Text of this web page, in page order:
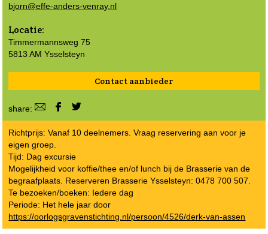
bjorn@effe-anders-venray.nl
Locatie:
Timmermannsweg 75
5813 AM Ysselsteyn
Contact aanbieder
share:
Richtprijs: Vanaf 10 deelnemers. Vraag reservering aan voor je
eigen groep.
Tijd: Dag excursie
Mogelijkheid voor koffie/thee en/of lunch bij de Brasserie van de
begraafplaats. Reserveren Brasserie Ysselsteyn: 0478 700 507.
Te bezoeken/boeken: Iedere dag
Periode: Het hele jaar door
https://oorlogsgravenstichting.nl/persoon/4526/derk-van-assen